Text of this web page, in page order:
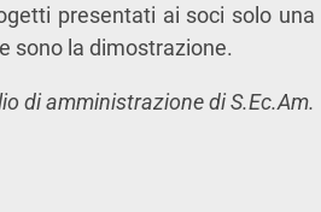
presentati ai soci solo una
sono la dimostrazione.
di amministrazione di S.Ec.Am.